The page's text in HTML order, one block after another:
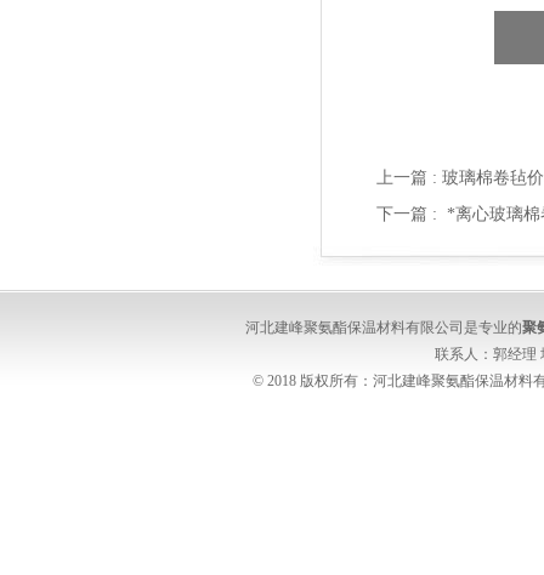
上一篇 : 玻璃棉卷毡
下一篇 : *离心玻璃
河北建峰聚氨酯保温材料有限公司是专业的聚
联系人：郭经理
© 2018 版权所有：河北建峰聚氨酯保温材